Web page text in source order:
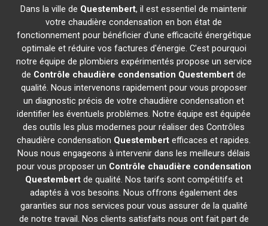
Dans la ville de Questembert, il est essentiel de maintenir
votre chaudière condensation en bon état de
fonctionnement pour bénéficier d'une efficacité énergétique
optimale et réduire vos factures d'énergie. C'est pourquoi
notre équipe de plombiers expérimentés propose un service
de Contrôle chaudière condensation Questembert de
qualité. Nous intervenons rapidement pour vous proposer
un diagnostic précis de votre chaudière condensation et
identifier les éventuels problèmes. Notre équipe est équipée
des outils les plus modernes pour réaliser des Contrôles
chaudière condensation Questembert efficaces et rapides.
Nous nous engageons à intervenir dans les meilleurs délais
pour vous proposer un Contrôle chaudière condensation
Questembertde qualité. Nos tarifs sont compétitifs et
adaptés à vos besoins. Nous offrons également des
garanties sur nos services pour vous assurer de la qualité
de notre travail. Nos clients satisfaits nous ont fait part de